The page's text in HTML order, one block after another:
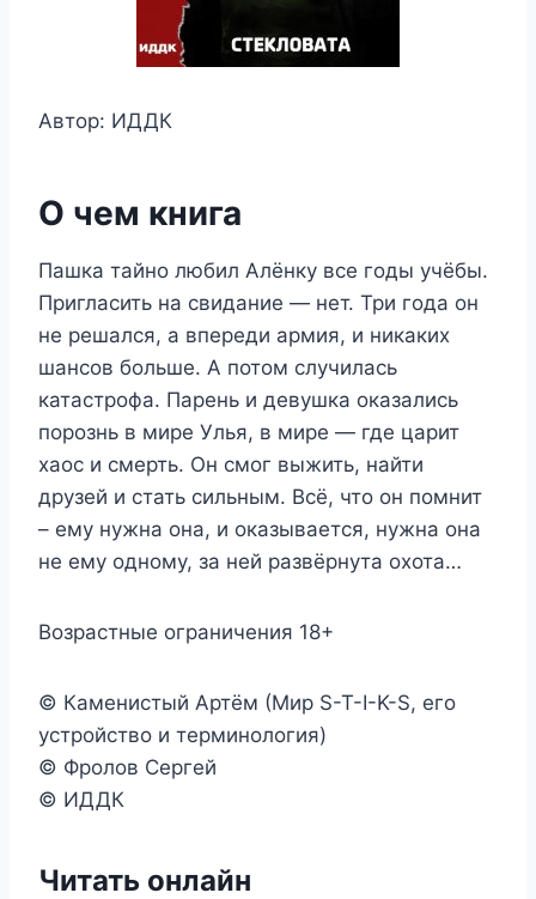
Автор: ИДДК
О чем книга
Пашка тайно любил Алёнку все годы учёбы.
Пригласить на свидание — нет. Три года он
не решался, а впереди армия, и никаких
шансов больше. А потом случилась
катастрофа. Парень и девушка оказались
порознь в мире Улья, в мире — где царит
хаос и смерть. Он смог выжить, найти
друзей и стать сильным. Всё, что он помнит
– ему нужна она, и оказывается, нужна она
не ему одному, за ней развёрнута охота…
Возрастные ограничения 18+
© Каменистый Артём (Мир S-T-I-K-S, его
устройство и терминология)
© Фролов Сергей
© ИДДК
Читать онлайн